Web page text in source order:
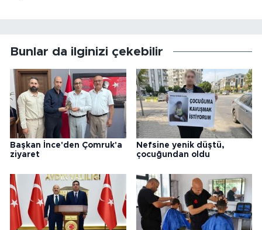
Bunlar da ilginizi çekebilir
Başkan İnce'den Çomruk'a
ziyaret
Nefsine yenik düştü,
çocuğundan oldu